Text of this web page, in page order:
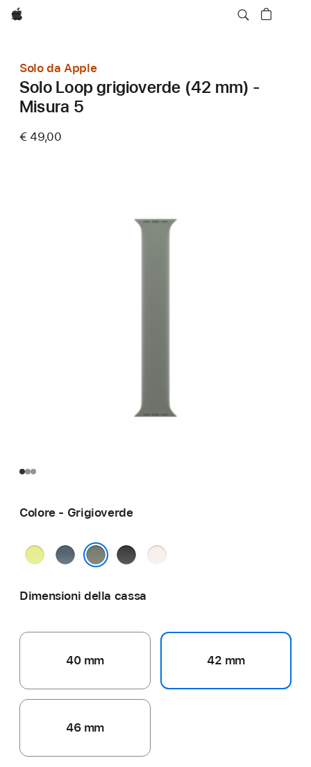
Apple
Solo da Apple
Solo Loop grigioverde (42 mm) -
Misura 5
€ 49,00
Colore - Grigioverde
Giallo
Blu
salmastro
Nero
Rosa
Dimensioni della cassa
40 mm 42 mm
46 mm